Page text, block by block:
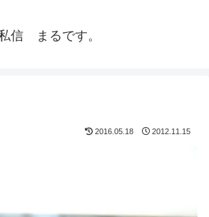
信 まるです。
2016.05.18 2012.11.15